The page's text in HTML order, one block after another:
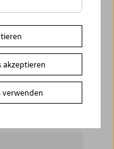
akzeptieren
verwenden